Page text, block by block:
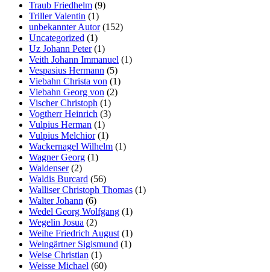
Traub Friedhelm (9)
Triller Valentin (1)
unbekannter Autor(152)
Uncategorized (1)
Uz Johann Peter(1)
Veith Johann Immanuel (1)
Vespasius Hermann (5)
Viebahn Christa von (1)
Viebahn Georg von (2)
Vischer Christoph (1)
Vogtherr Heinrich (3)
Vulpius Herman (1)
Vulpius Melchior(1)
Wackernagel Wilhelm (1)
Wagner Georg (1)
Waldenser(2)
Waldis Burcard (56)
Walliser Christoph Thomas (1)
Walter Johann (6)
Wedel Georg Wolfgang (1)
Wegelin Josua (2)
Weihe Friedrich August (1)
Weingärtner Sigismund (1)
Weise Christian (1)
Weisse Michael (60)